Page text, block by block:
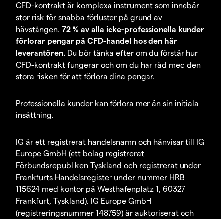
CFD-kontrakt är komplexa instrument som innebär
stor risk för snabba förluster på grund av
hävstången. 72 % av alla icke-professionella kunder
förlorar pengar på CFD-handel hos den här
leverantören. Du bör tänka efter om du förstår hur
CFD-kontrakt fungerar och om du har råd med den
stora risken för att förlora dina pengar.
Professionella kunder kan förlora mer än sin initiala
insättning.
IG är ett registrerat handelsnamn och hänvisar till IG
Europe GmbH (ett bolag registrerat i
Förbundsrepubliken Tyskland och registrerat under
Frankfurts Handelsregister under nummer HRB
115624 med kontor på Westhafenplatz 1, 60327
Frankfurt, Tyskland). IG Europe GmbH
(registreringsnummer 148759) är auktoriserat och